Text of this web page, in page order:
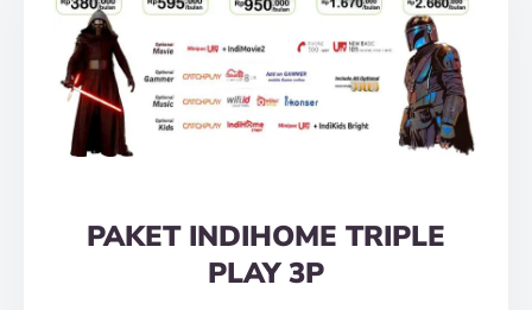
PAKET INDIHOME TRIPLE
PLAY 3P